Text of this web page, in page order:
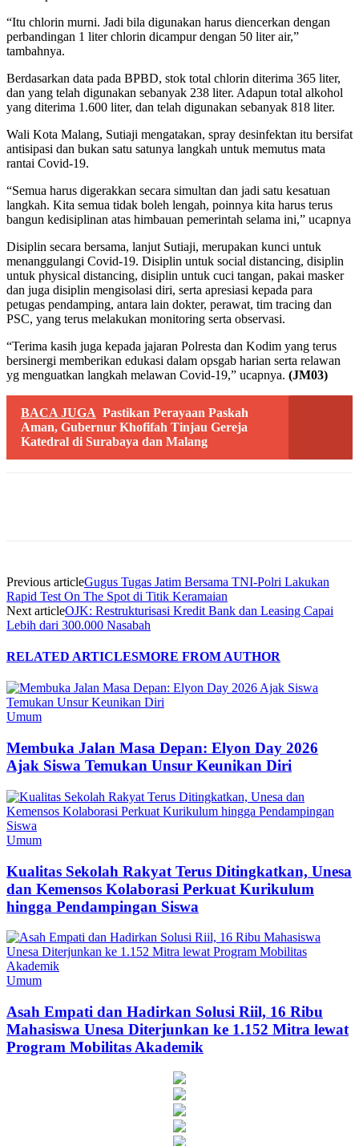
“Itu chlorin murni. Jadi bila digunakan harus diencerkan dengan
perbandingan 1 liter chlorin dicampur dengan 50 liter air,”
tambahnya.
Berdasarkan data pada BPBD, stok total chlorin diterima 365 liter,
dan yang telah digunakan sebanyak 238 liter. Adapun total alkohol
yang diterima 1.600 liter, dan telah digunakan sebanyak 818 liter.
Wali Kota Malang, Sutiaji mengatakan, spray desinfektan itu bersifat
antisipasi dan bukan satu satunya langkah untuk memutus mata
rantai Covid-19.
“Semua harus digerakkan secara simultan dan jadi satu kesatuan
langkah. Kita semua tidak boleh lengah, poinnya kita harus terus
bangun kedisiplinan atas himbauan pemerintah selama ini,” ucapnya
Disiplin secara bersama, lanjut Sutiaji, merupakan kunci untuk
menanggulangi Covid-19. Disiplin untuk social distancing, disiplin
untuk physical distancing, disiplin untuk cuci tangan, pakai masker
dan juga disiplin mengisolasi diri, serta apresiasi kepada para
petugas pendamping, antara lain dokter, perawat, tim tracing dan
PSC, yang terus melakukan monitoring serta observasi.
“Terima kasih juga kepada jajaran Polresta dan Kodim yang terus
bersinergi memberikan edukasi dalam opsgab harian serta relawan
yg menguatkan langkah melawan Covid-19,” ucapnya. (JM03)
BACA JUGA Pastikan Perayaan Paskah
Aman, Gubernur Khofifah Tinjau Gereja
Katedral di Surabaya dan Malang
Previous articleGugus Tugas Jatim Bersama TNI-Polri Lakukan
Rapid Test On The Spot di Titik Keramaian
Next articleOJK: Restrukturisasi Kredit Bank dan Leasing Capai
Lebih dari 300.000 Nasabah
RELATED ARTICLESMORE FROM AUTHOR
Umum
Membuka Jalan Masa Depan: Elyon Day 2026
Ajak Siswa Temukan Unsur Keunikan Diri
Umum
Kualitas Sekolah Rakyat Terus Ditingkatkan, Unesa
dan Kemensos Kolaborasi Perkuat Kurikulum
hingga Pendampingan Siswa
Umum
Asah Empati dan Hadirkan Solusi Riil, 16 Ribu
Mahasiswa Unesa Diterjunkan ke 1.152 Mitra lewat
Program Mobilitas Akademik